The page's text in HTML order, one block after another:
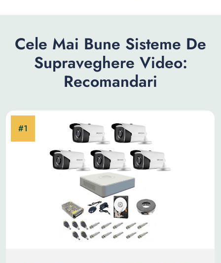
Cele Mai Bune Sisteme De
Supraveghere Video:
Recomandari